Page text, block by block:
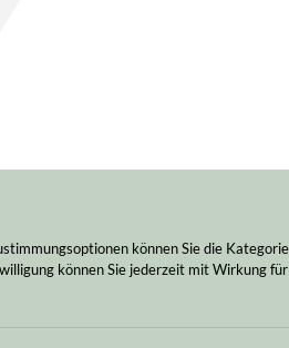
können Sie die
können Sie jederzeit mit Wirkung